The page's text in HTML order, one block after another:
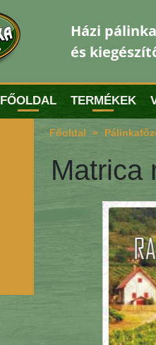
Házi
és
FŐOLDAL TERMÉKEK
Főoldal
Matrica